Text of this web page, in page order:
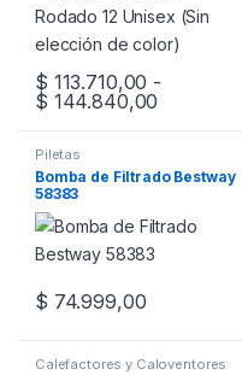
$ 113.710,00 -
$ 144.840,00
Este producto tiene
Piletas
Bomba de Filtrado Bestway
58383
$ 74.999,00
Calefactores y Caloventores